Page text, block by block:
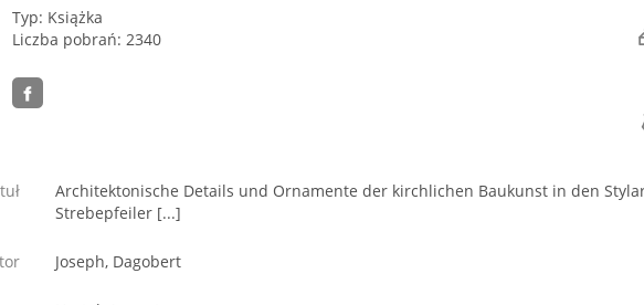
Typ: Książka
Liczba pobrań: 2340
Architektonische Details und Ornamente der kirchlichen Baukunst in den
Strebepfeiler [...]
Joseph, Dagobert